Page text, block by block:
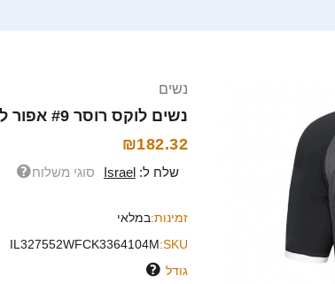
נשים
נשים לוקס רוסר #9 אפור לבן הרחק ג'רזי 2025/26 חולצה קצרה
₪182.32
שלח ל: Israel סוגי משלוח
זמינות:במלאי
SKU:
IL327552WFCK3364104M
גודל